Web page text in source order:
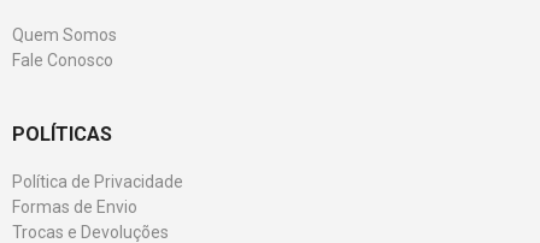
Quem Somos
Fale Conosco
POLÍTICAS
Política de Privacidade
Formas de Envio
Trocas e Devoluções